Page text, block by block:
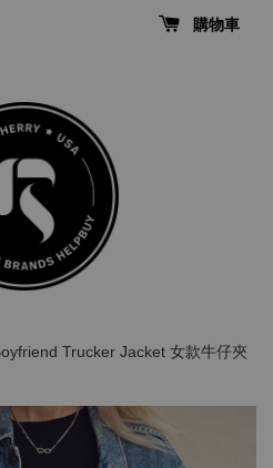
購物車
Trucker Jacket 女款牛仔夾